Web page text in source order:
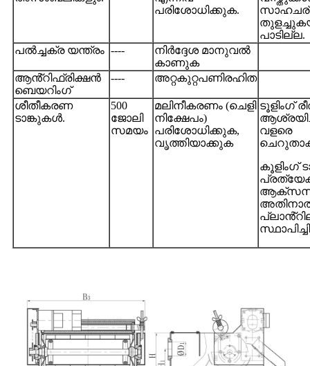
പരിശോധിക്കുക.
പാടില്ല.
പൽച്ചക്ര യന്ത്രം ----
നിർദ്ദേശ മാനുവൽ
കാണുക
ആൻ്റിഫ്രിക്ഷൻ
ബെയറിംഗ്
---- അറ്റകുറ്റപണിരഹിത
ശീതീകരണ
ടാങ്കുകൾ.
500
ജോലി
സമയം
മലിനീകരണം (ചെളി
നിക്ഷേപം)
പരിശോധിക്കുക,
വൃത്തിയാക്കുക
ടൂളിംഗ്
വളരെ
കൂളിംഗ്